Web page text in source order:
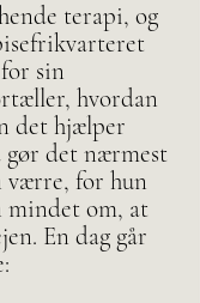
terapi, og
sin
hvordan
det hjælper
det nærmest
værre, for hun
om, at
En dag går